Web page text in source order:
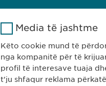
Media të jashtme
Këto cookie mund të
nga kompanitë për të
profil të interesave tuaja
t'ju shfaqur reklama